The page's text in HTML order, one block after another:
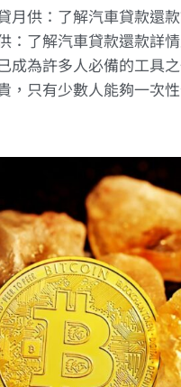
月供：了解汽車貸款還
：了解汽車貸款還款詳
成為許多人必備的工具
，只有少數人能夠一次